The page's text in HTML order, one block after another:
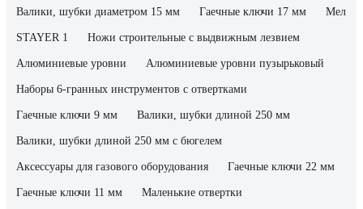
Валики, шубки диаметром 15 мм Гаечные ключи 17 мм Мел
STAYER 1 Ножи строительные с выдвижным лезвием
Алюминиевые уровни Алюминиевые уровни пузырьковый
Наборы 6-гранных инструментов с отвертками
Гаечные ключи 9 мм Валики, шубки длиной 250 мм
Валики, шубки длиной 250 мм с бюгелем
Аксессуары для газового оборудования Гаечные ключи 22 мм
Гаечные ключи 11 мм Маленькие отвертки